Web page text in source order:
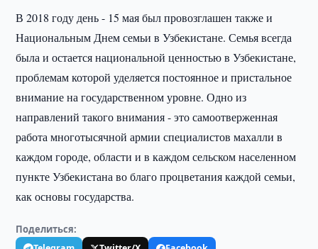
В 2018 году день - 15 мая был провозглашен также и
Национальным Днем семьи в Узбекистане. Семья всегда
была и остается национальной ценностью в Узбекистане,
проблемам которой уделяется постоянное и пристальное
внимание на государственном уровне. Одно из
направлений такого внимания - это самоотверженная
работа многотысячной армии специалистов махалли в
каждом городе, области и в каждом сельском населенном
пункте Узбекистана во благо процветания каждой семьи,
как основы государства.
Поделиться: